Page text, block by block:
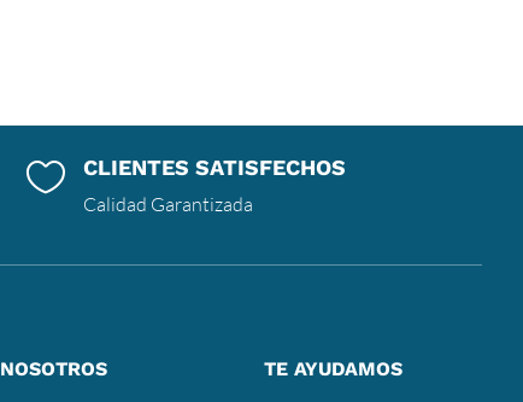
 CLIENTES SATISFECHOS
Calidad Garantizada
NOSOTROS TE AYUDAMOS